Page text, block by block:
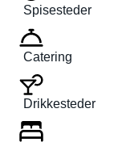
Spisesteder
Catering
Drikkesteder